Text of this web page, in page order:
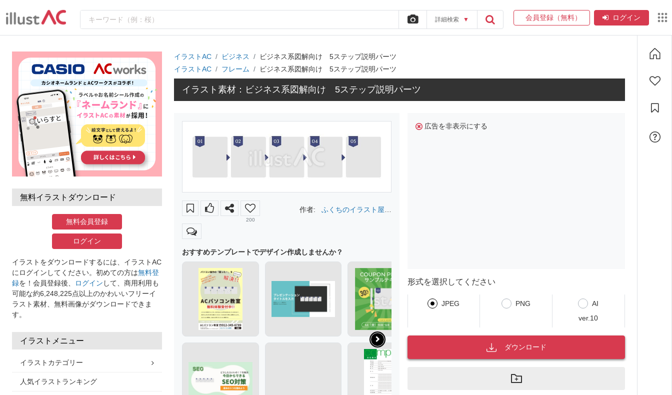
詳細検索 ▼ 会員登録（無料） ログイン
無料イラストダウンロード
無料会員登録
ログイン
イラストをダウンロードするには、イラストAC
にログインしてください。初めての方は無料登
録を！会員登録後、 ログイン して、商用利用も
可能な約6,248,225点以上のかわいいフリーイ
ラスト素材、無料画像がダウンロードできま
す。
イラストメニュー
イラストカテゴリー
人気イラストランキング
イラストAC ビジネス
ビジネス系図解向け 5ステップ説明パーツ
イラストAC
フレーム ビジネス系図解向け 5ステップ説明パーツ
イラスト素材：ビジネス系図解向け 5ステップ説明パーツ
200
作者:
ふくちのイラスト屋さ
おすすめテンプレートでデザイン作成しませんか？
広告を非表示にする
形式を選択してください
JPEG PNG
AI
ver.10
ダウンロード